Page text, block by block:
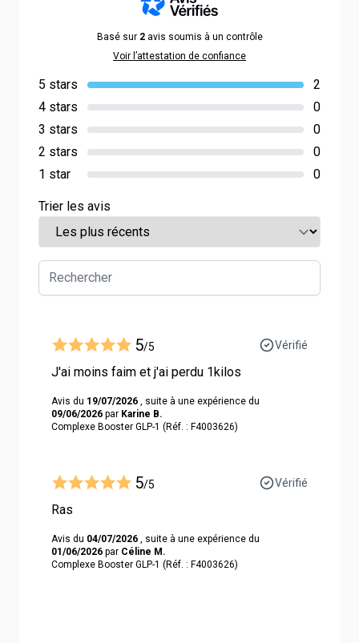
Basé sur 2avis soumis à un contrôle
Voir l’attestation de confiance
5 stars
2
4 stars
0
3 stars
0
2 stars
0
1 star
0
Trier les avis
5/5 Vérifié
J'ai moins faim et j'ai perdu 1kilos
Avis du 19/07/2026 , suite à une expérience du
09/06/2026 par Karine B.
Complexe Booster GLP-1 (Réf. : F4003626)
5/5 Vérifié
Ras
Avis du 04/07/2026 , suite à une expérience du
01/06/2026 par Céline M.
Complexe Booster GLP-1 (Réf. : F4003626)